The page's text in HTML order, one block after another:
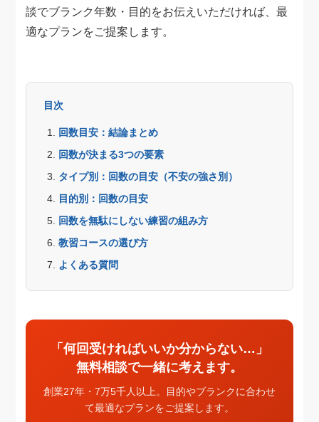
談でブランク年数・目的をお伝えいただければ、最
適なプランをご提案します。
目次
回数目安：結論まとめ
回数が決まる3つの要素
タイプ別：回数の目安（不安の強さ別）
目的別：回数の目安
回数を無駄にしない練習の組み方
教習コースの選び方
よくある質問
「何回受ければいいか分からない…」
無料相談で一緒に考えます。
創業27年・7万5千人以上。目的やブランクに合わせ
て最適なプランをご提案します。